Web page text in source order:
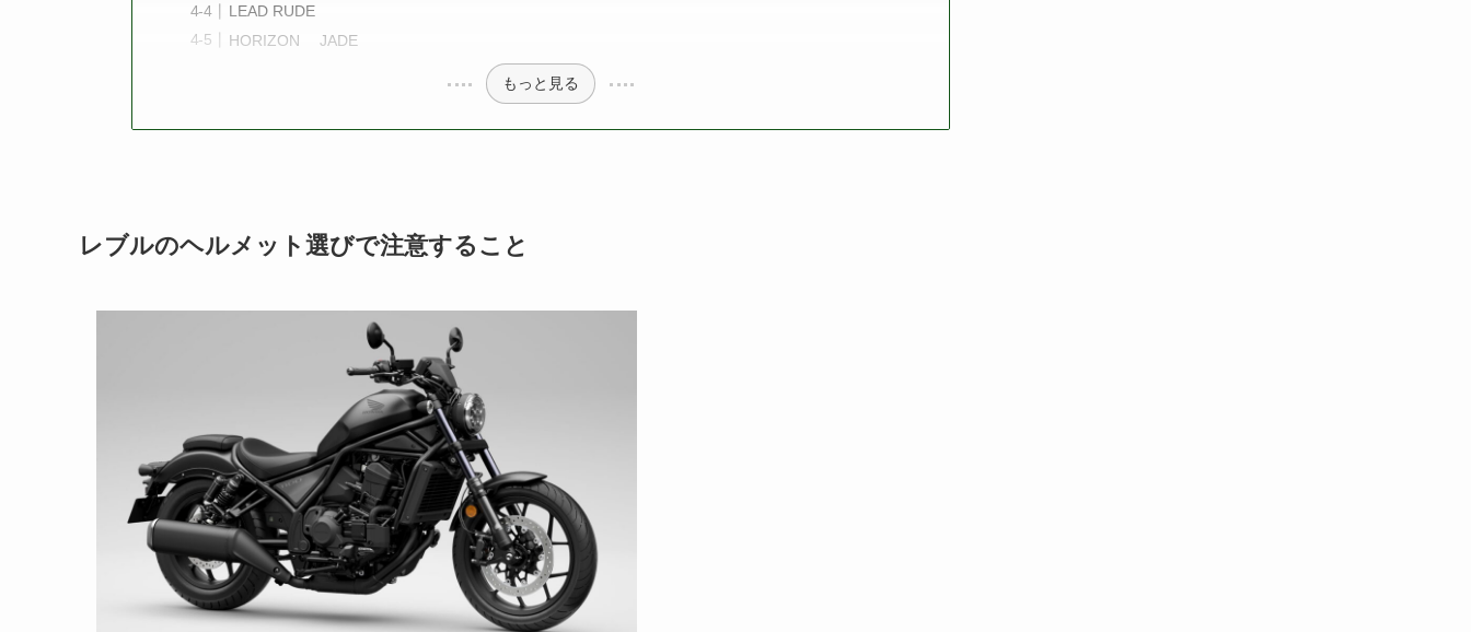
LEAD RUDE
HORIZON JADE
もっと見る
レブルのヘルメット選びで注意すること